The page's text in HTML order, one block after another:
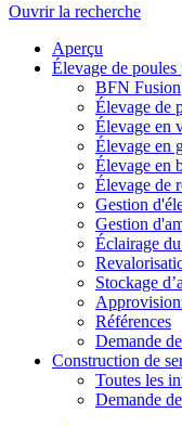
Ouvrir la recherche
Aperçu
Élevage de poules
BFN Fusion
Élevage de
Élevage en
Élevage en
Élevage en
Élevage de
Gestion
Gestion
Éclairage
Stockage
Références
Demande
Construction de
Toutes les
Demande